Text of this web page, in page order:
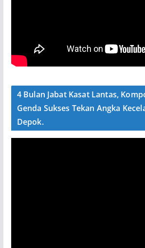
4 Bulan Jabat Kasat Lantas,
Genda Sukses Tekan Angka
Depok.